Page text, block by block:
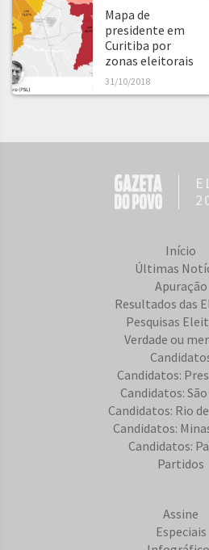
Mapa de
presidente em
Curitiba por
zonas eleitorais
31/10/2018
Início
Últimas
Apuração
Resultados das
Pesquisas
Verdade ou
Candidatos:
Candidatos:
Candidatos: Rio
Candidatos:
Candidatos:
Partidos
Assine
Especiais